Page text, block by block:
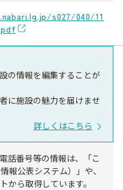
s027/040/11
の情報を編集することが
に施設の魅力を届けませ
詳しくはこちら
話番号等の情報は、「こ
報公表システム）」や、
から取得しています。